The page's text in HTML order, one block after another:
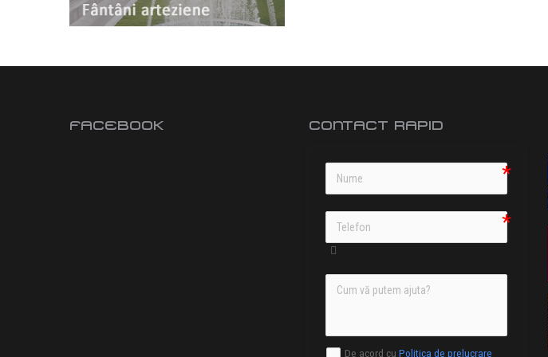
FACEBOOK CONTACT RAPID
De acord cu Politica de prelucrare